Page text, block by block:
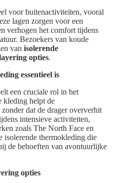
voor buitenactiviteiten, vooral
lagen zorgen voor een
verhogen het comfort tijdens
Bezoekers van koude
van isolerende
opties.
essentieel is
een cruciale rol in het
kleding helpt de
dat de drager oververhit
intensieve activiteiten,
zoals The North Face en
isolerende thermokleding die
de behoeften van avontuurlijke
opties